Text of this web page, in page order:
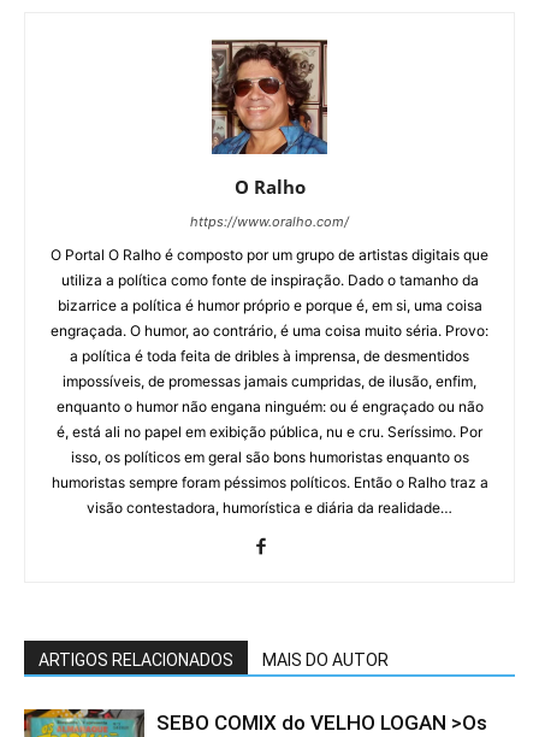
O Ralho
https://www.oralho.com/
O Portal O Ralho é composto por um grupo de artistas digitais que
utiliza a política como fonte de inspiração. Dado o tamanho da
bizarrice a política é humor próprio e porque é, em si, uma coisa
engraçada. O humor, ao contrário, é uma coisa muito séria. Provo:
a política é toda feita de dribles à imprensa, de desmentidos
impossíveis, de promessas jamais cumpridas, de ilusão, enfim,
enquanto o humor não engana ninguém: ou é engraçado ou não
é, está ali no papel em exibição pública, nu e cru. Seríssimo. Por
isso, os políticos em geral são bons humoristas enquanto os
humoristas sempre foram péssimos políticos. Então o Ralho traz a
visão contestadora, humorística e diária da realidade…
ARTIGOS RELACIONADOS MAIS DO AUTOR
SEBO COMIX do VELHO LOGAN >Os